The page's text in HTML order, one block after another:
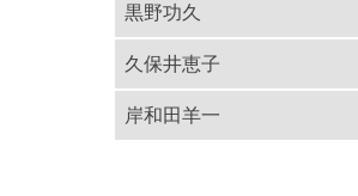
黒野功久
久保井恵子
岸和田羊一